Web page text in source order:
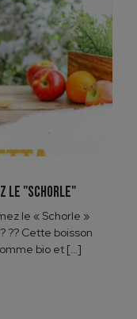
le "Schorle"
le « Schorle »
?? Cette boisson
bio et […]